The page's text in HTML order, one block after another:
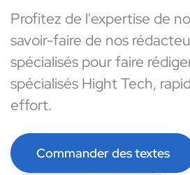
Profitez de l'expertise de
savoir-faire de nos
spécialisés pour faire
spécialisés Hight Tech,
effort.
Commander des textes